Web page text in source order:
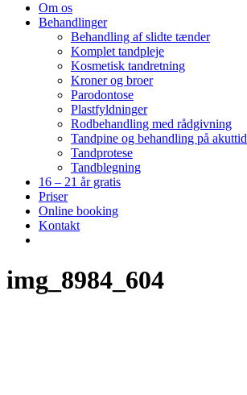
Om os
Behandlinger
Behandling af slidte tænder
Komplet tandpleje
Kosmetisk tandretning
Kroner og broer
Parodontose
Plastfyldninger
Rodbehandling med rådgivning
Tandpine og behandling på akuttid
Tandprotese
Tandblegning
16 – 21 år gratis
Priser
Online booking
Kontakt
img_8984_604